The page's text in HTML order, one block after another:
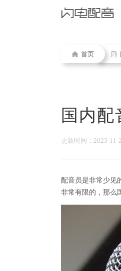
首页
国内
更新时间：2023-
配音员是非常少见
非常有限的，那么